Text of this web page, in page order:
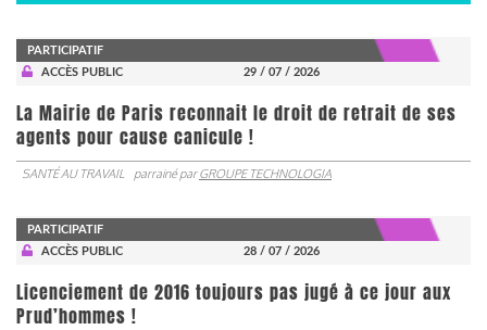
PARTICIPATIF
ACCÈS PUBLIC
29 / 07 / 2026
La Mairie de Paris reconnait le droit de retrait de ses
agents pour cause canicule !
SANTÉ AU TRAVAIL parrainé parGROUPE TECHNOLOGIA
PARTICIPATIF
ACCÈS PUBLIC
28 / 07 / 2026
Licenciement de 2016 toujours pas jugé à ce jour aux
Prud’hommes !